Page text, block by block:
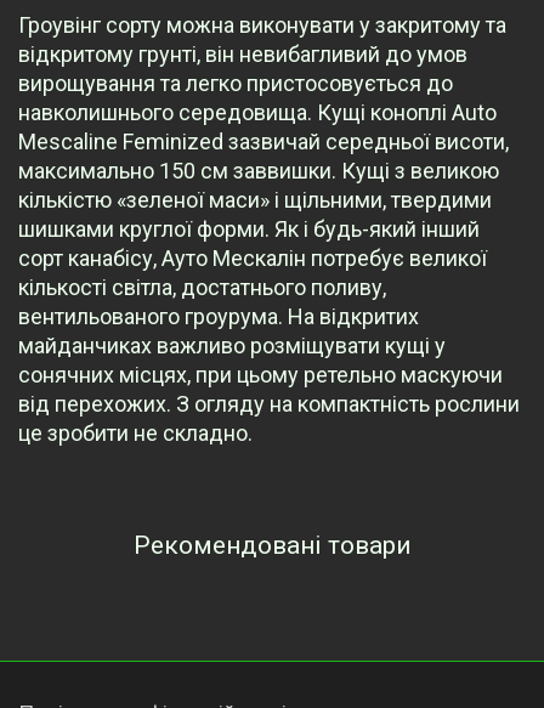
Гроувінг сорту можна виконувати у закритому та
відкритому грунті, він невибагливий до умов
вирощування та легко пристосовується до
навколишнього середовища. Кущі коноплі Auto
Mescaline Feminized зазвичай середньої висоти,
максимально 150 см заввишки. Кущі з великою
кількістю «зеленої маси» і щільними, твердими
шишками круглої форми. Як і будь-який інший
сорт канабісу, Ауто Мескалін потребує великої
кількості світла, достатнього поливу,
вентильованого гроурума. На відкритих
майданчиках важливо розміщувати кущі у
сонячних місцях, при цьому ретельно маскуючи
від перехожих. З огляду на компактність рослини
це зробити не складно.
Рекомендовані товари